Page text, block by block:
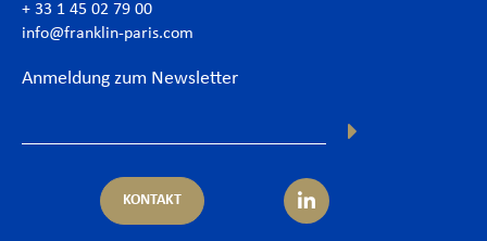
+ 33 1 45 02 79 00
info@franklin-paris.com
Anmeldung zum Newsletter
KONTAKT